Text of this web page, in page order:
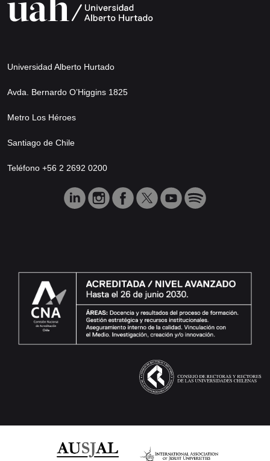
Universidad Alberto Hurtado
Avda. Bernardo O’Higgins 1825
Metro Los Héroes
Santiago de Chile
Teléfono +56 2 2692 0200